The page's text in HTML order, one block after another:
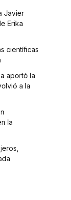
Javier
Erika
científicas
aportó la
a la
la